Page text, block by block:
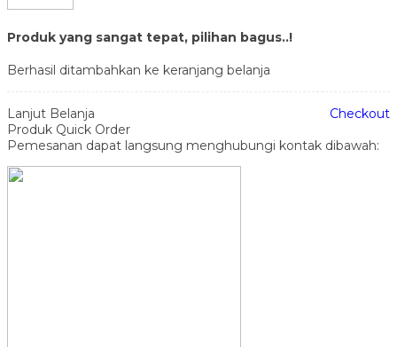
Produk yang sangat tepat, pilihan bagus..!
Berhasil ditambahkan ke keranjang belanja
Lanjut Belanja
Checkout
Produk Quick Order
Pemesanan dapat langsung menghubungi kontak dibawah: